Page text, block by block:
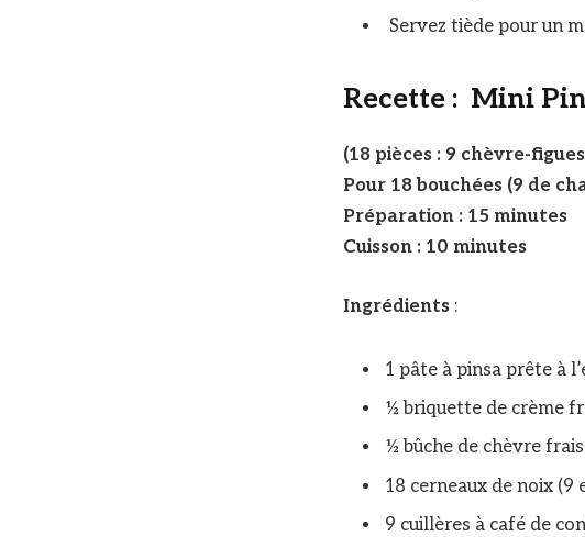
Servez tiède pour un
Recette : Mini
(18 pièces : 9 chèvre-
Pour 18 bouchées (9 de
Préparation : 15 minutes
Cuisson : 10 minutes
Ingrédients :
1 pâte à pinsa prête à
½ briquette de crème
½ bûche de chèvre
18 cerneaux de noix (9
9 cuillères à café de